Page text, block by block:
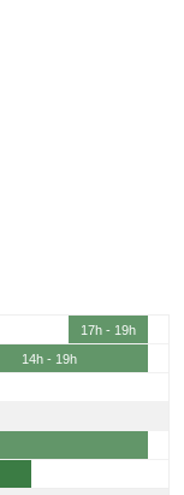
17h - 19h
14h - 19h